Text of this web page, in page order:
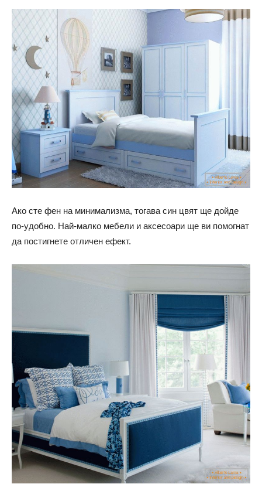
Ако сте фен на минимализма, тогава син цвят ще дойде
по-удобно. Най-малко мебели и аксесоари ще ви помогнат
да постигнете отличен ефект.